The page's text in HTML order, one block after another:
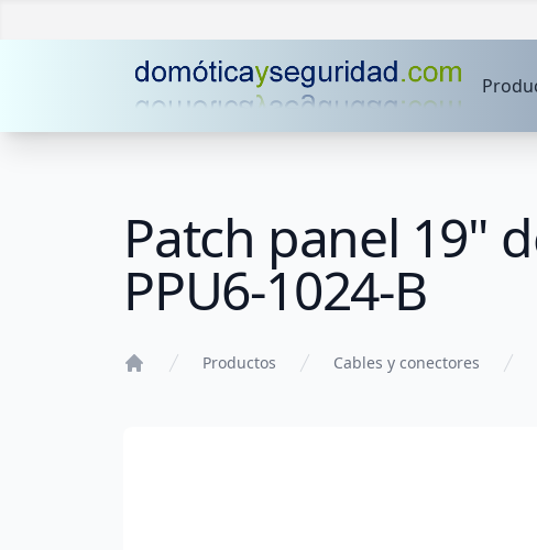
Patch panel 19"
PPU6-1024-B
Productos Cables y conectores